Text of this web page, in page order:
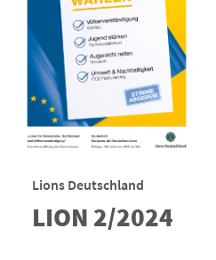
Lions Deutschland
LION 2/2024